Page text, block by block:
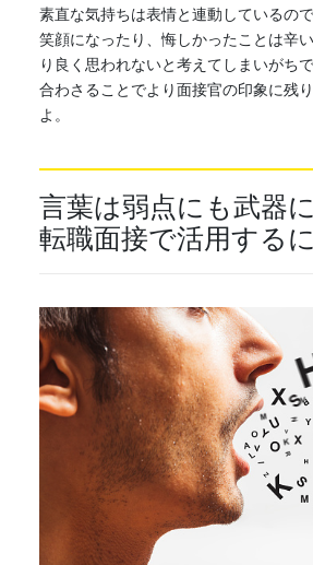
素直な気持ちは表情と連動しているの
笑顔になったり、悔しかったことは辛
り良く思われないと考えてしまいがち
合わさることでより面接官の印象に残
よ。
言葉は弱点にも武器
転職面接で活用する